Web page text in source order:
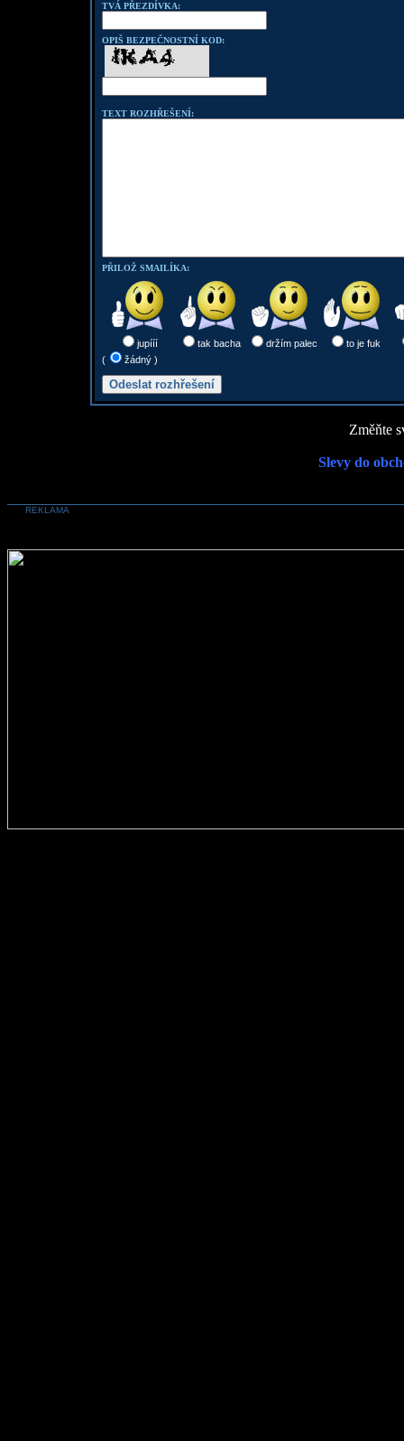
TVÁ PŘEZDÍVKA:
OPIŠ BEZPEČNOSTNÍ KOD:
TEXT ROZHŘEŠENÍ:
PŘILOŽ SMAILÍKA:
jupííí tak bacha držím palec
to je fuk
(
žádný )
Změňte
Slevy do
REKLAMA